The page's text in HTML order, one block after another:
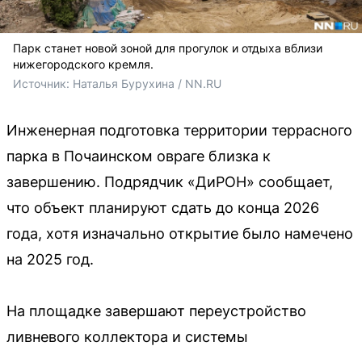
Парк станет новой зоной для прогулок и отдыха вблизи
нижегородского кремля.
Источник: Наталья Бурухина / NN.RU
Инженерная подготовка территории террасного
парка в Почаинском овраге близка к
завершению. Подрядчик «ДиРОН» сообщает,
что объект планируют сдать до конца 2026
года, хотя изначально открытие было намечено
на 2025 год.
На площадке завершают переустройство
ливневого коллектора и системы